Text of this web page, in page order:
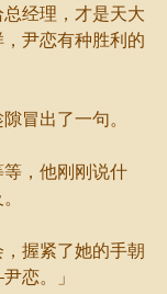
经理，才是天大
尹恋有种胜利的
冒出了一句。
，他刚刚说什
握紧了她的手朝
恋。」